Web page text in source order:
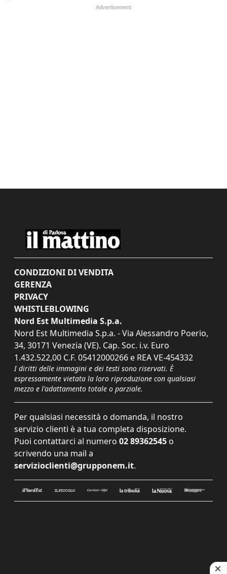
CONDIZIONI DI VENDITA
GERENZA
PRIVACY
WHISTLEBLOWING
Nord Est Multimedia S.p.a.
Nord Est Multimedia S.p.a. - Via Alessandro Poerio,
34, 30171 Venezia (VE). Cap. Soc. i.v. Euro
1.432.522,00 C.F. 05412000266 e REA VE-454332
I diritti delle immagini e dei testi sono riservati. È
espressamente vietata la loro riproduzione con qualsiasi
mezzo e l'adattamento totale o parziale.
Per qualsiasi necessità o domanda, il nostro
servizio clienti è a tua completa disposizione.
Puoi contattarci al numero 02 89362545 o
scrivendo una mail a
servizioclienti@grupponem.it.